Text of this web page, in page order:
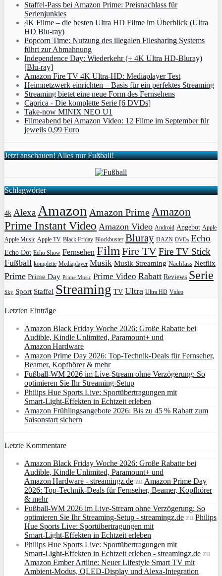
Staffel-Pass bei Amazon Prime: Preisnachlass für
Serienjunkies
4K Filme – die besten Ultra HD Filme im Überblick (Ultra
HD Blu-ray)
Popcorn Time: Nutzung des illegalen Filesharing Systems
führt zur Abmahnung
Independence Day: Wiederkehr (+ 4K Ultra HD-Bluray)
[Blu-ray]
Amazon Fire TV 4K Ultra-HD: Mediaplayer Test
Heimnetzwerk einrichten – Basis für ein perfektes Streaming
Streaming bietet eine neue Form des Fernsehens
Caprica - Die komplette Serie [6 DVDs]
Take-now MINIX NEO U1
Filmeabend bei Amazon Video: 12 Filme im September für
jeweils 0,99 Euro
Jetzt anschauen! Alles nur Fußball!
Schlagwörter
4k AlexaAmazon Amazon PrimeAmazon
Prime Instant Video Amazon Video Android Angebot Apple
Apple Music Apple TV Black Friday Blockbuster Bluray DAZN DVDs Echo
Echo Dot Echo Show Fernsehen FilmFire TVFire TV Stick
Fußball komplette Mediaplayer Musik Musik Streaming Nachlass Netflix
Prime Prime Day Prime Music Prime Video Rabatt Reviews Serie
Sky Sport Staffel Streaming TV Ultra Ultra HD Video
Letzten Einträge
Amazon Black Friday Woche 2026: Große Rabatte bei
Audible, Kindle Unlimited, Paramount+ und
Amazon Hardware
Amazon Prime Day 2026: Top-Technik-Deals für Fernseher,
Beamer, Kopfhörer & mehr
Fußball-WM 2026 im Live-Stream ohne Verzögerung: So
optimieren Sie Ihr Streaming-Setup
Philips Hue Sports Live: Sportübertragungen mit
Smart‑Light‑Effekten in Echtzeit erleben
Amazon Frühlingsangebote 2026: Bis zu 45 % Rabatt zum
Saisonstart sichern
Letzte Kommentare
Amazon Black Friday Woche 2026: Große Rabatte bei
Audible, Kindle Unlimited, Paramount+ und
Amazon Hardware - streamingz.de zuAmazon Prime Day
2026: Top-Technik-Deals für Fernseher, Beamer, Kopfhörer
& mehr
Fußball-WM 2026 im Live-Stream ohne Verzögerung: So
optimieren Sie Ihr Streaming-Setup - streamingz.de zu Philips
Hue Sports Live: Sportübertragungen mit
Smart‑Light‑Effekten in Echtzeit erleben
Philips Hue Sports Live: Sportübertragungen mit
Smart‑Light‑Effekten in Echtzeit erleben - streamingz.de zu
Amazon Ember Artline: Neuer Lifestyle Smart TV mit
Ambient‑Modus, QLED‑Display und Alexa‑Integration